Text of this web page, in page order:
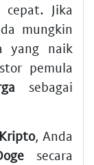
Jika
mungkin
yang naik
pemula
sebagai
, Anda
secara